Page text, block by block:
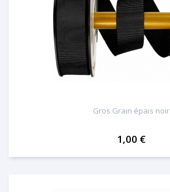
Gros Grain épais noir
1,00 €